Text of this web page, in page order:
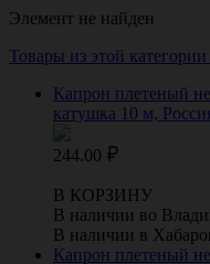
Элемент не найден
Товары из этой категории
Капрон плетеный
катушка 10 м,
244.00
В КОРЗИНУ
В наличии во
В наличии в
Капрон плетеный